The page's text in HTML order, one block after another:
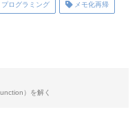
プログラミング メモ化再帰
）を解く